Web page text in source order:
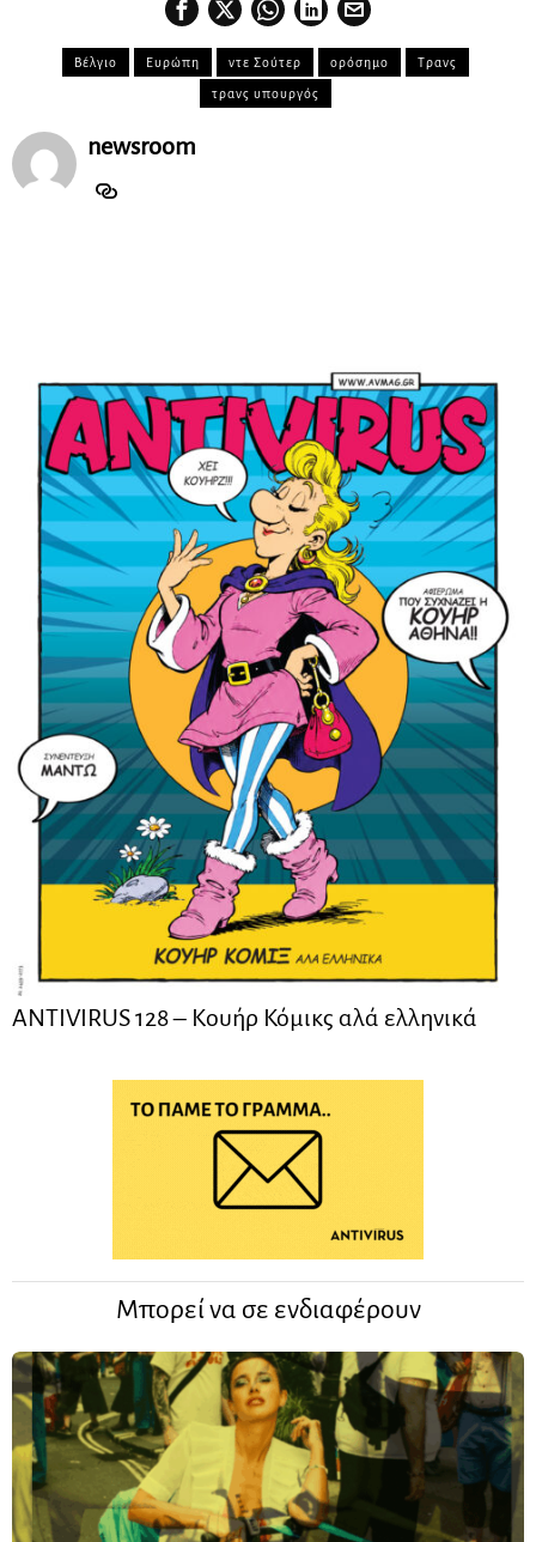
Βέλγιο Ευρώπη ντε Σούτερ ορόσημο Τρανς
τρανς υπουργός
newsroom
ANTIVIRUS 128 – Kουήρ Κόμικς αλά ελληνικά
Μπορεί να σε ενδιαφέρουν